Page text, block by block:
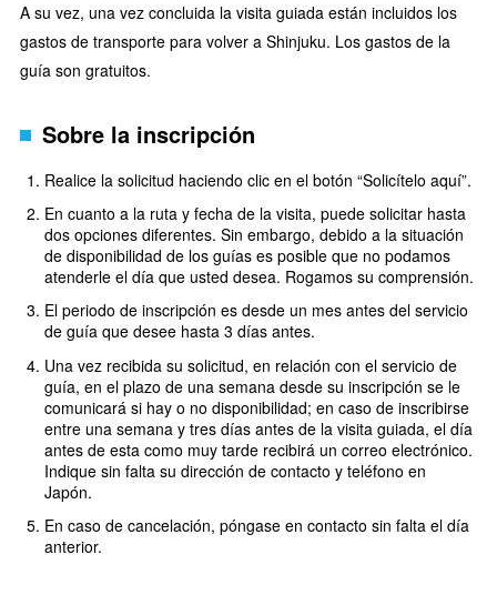
A su vez, una vez concluida la visita guiada están incluidos los
gastos de transporte para volver a Shinjuku. Los gastos de la
guía son gratuitos.
Sobre la inscripción
Realice la solicitud haciendo clic en el botón “Solicítelo aquí”.
En cuanto a la ruta y fecha de la visita, puede solicitar hasta
dos opciones diferentes. Sin embargo, debido a la situación
de disponibilidad de los guías es posible que no podamos
atenderle el día que usted desea. Rogamos su comprensión.
El periodo de inscripción es desde un mes antes del servicio
de guía que desee hasta 3 días antes.
Una vez recibida su solicitud, en relación con el servicio de
guía, en el plazo de una semana desde su inscripción se le
comunicará si hay o no disponibilidad; en caso de inscribirse
entre una semana y tres días antes de la visita guiada, el día
antes de esta como muy tarde recibirá un correo electrónico.
Indique sin falta su dirección de contacto y teléfono en
Japón.
En caso de cancelación, póngase en contacto sin falta el día
anterior.